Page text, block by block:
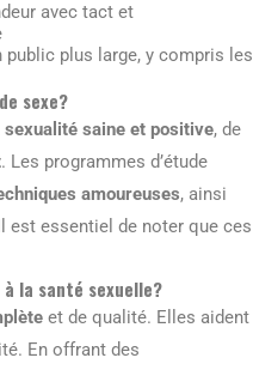
avec tact et
public plus large, y compris les
sexe?
sexualité saine et positive, de
. Les programmes d’étude
amoureuses, ainsi
est essentiel de noter que ces
la santé sexuelle?
et de qualité. Elles aident
En offrant des